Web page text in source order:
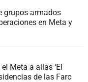
grupos armados
en Meta y
Meta a alias ‘El
de las Farc